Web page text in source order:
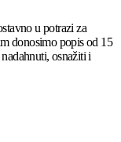
u potrazi za
donosimo popis od 15
osnažiti i